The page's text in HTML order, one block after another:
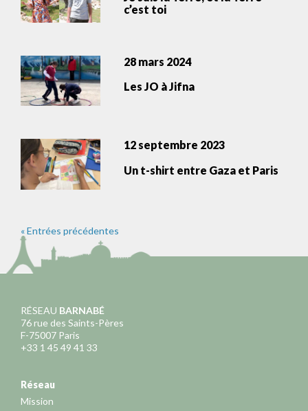
c’est toi
Les JO à Jifna
28 mars 2024
Un t-shirt entre Gaza et Paris
12 septembre 2023
« Entrées précédentes
RÉSEAU BARNABÉ
76 rue des Saints-Pères
F-75007 Paris
+33 1 45 49 41 33
Réseau
Mission